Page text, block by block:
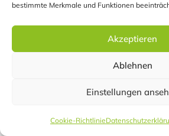
bestimmte Merkmale und Funktionen
Akzeptieren
Ablehnen
Einstellungen
Cookie-Richtlinie